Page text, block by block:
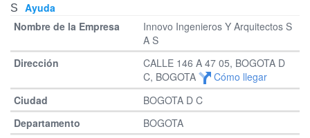
S
Ayuda
Innovo Ingenieros Y Arquitectos S
A S
CALLE 146 A 47 05, BOGOTA D
C, BOGOTA
Cómo llegar
BOGOTA D C
BOGOTA